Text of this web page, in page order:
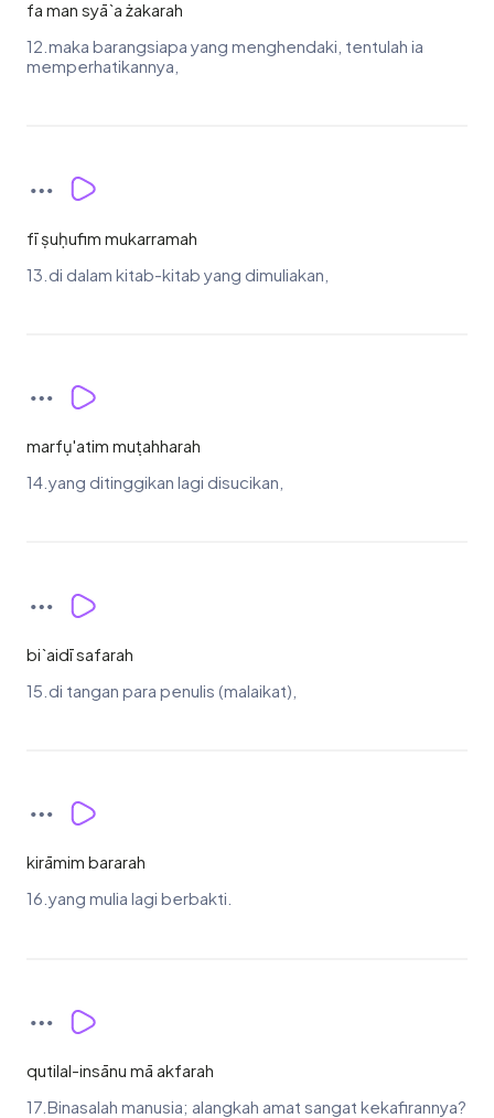
fa man syā`a żakarah
12.maka barangsiapa yang menghendaki, tentulah ia
memperhatikannya,
fī ṣuḥufim mukarramah
13.di dalam kitab-kitab yang dimuliakan,
marfụ'atim muṭahharah
14.yang ditinggikan lagi disucikan,
bi`aidī safarah
15.di tangan para penulis (malaikat),
kirāmim bararah
16.yang mulia lagi berbakti.
qutilal-insānu mā akfarah
17.Binasalah manusia; alangkah amat sangat kekafirannya?